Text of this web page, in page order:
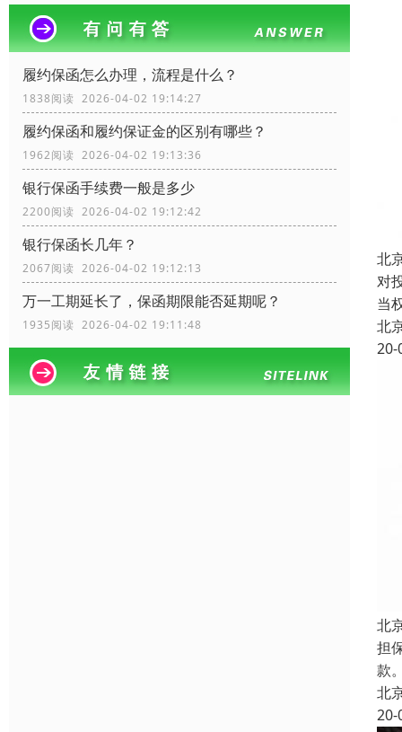
履约保函怎么办理，流程是什么？
1838阅读 2026-04-02 19:14:27
履约保函和履约保证金的区别有哪些？
1962阅读 2026-04-02 19:13:36
银行保函手续费一般是多少
2200阅读 2026-04-02 19:12:42
银行保函长几年？
2067阅读 2026-04-02 19:12:13
万一工期延长了，保函期限能否延期呢？
1935阅读 2026-04-02 19:11:48
北
对
当
北
20-
北
担
款
北
20-